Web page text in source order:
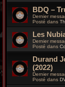
BDQ –
Dernier
Posté dans
Les
Dernier
Posté dans
Durand
(2022)
Dernier
Posté dans